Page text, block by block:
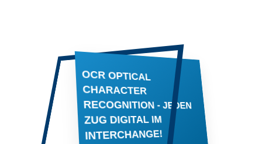
OCR OPTICAL
CHARACTER
RECOGNITION - JEDEN
ZUG DIGITAL IM
INTERCHANGE!